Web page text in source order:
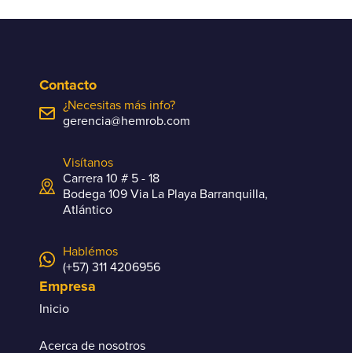
Contacto
¿Necesitas más info?
gerencia@hemrob.com
Visítanos
Carrera 10 # 5 - 18
Bodega 109 Via La Playa Barranquilla,
Atlántico
Hablémos
(+57) 311 4206956
Empresa
Inicio
Acerca de nosotros